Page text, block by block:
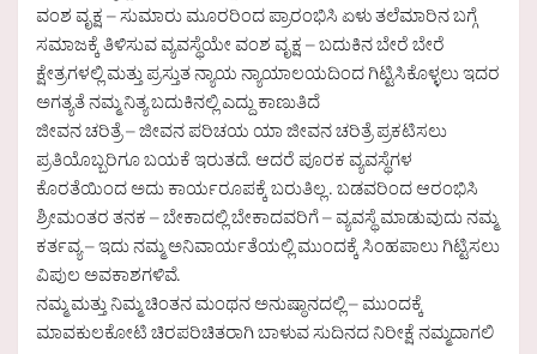
ವಂಶ ವೃಕ್ಷ – ಸುಮಾರು ಮೂರರಿಂದ ಪ್ರಾರಂಭಿಸಿ ಏಳು ತಲೆಮಾರಿನ ಬಗ್ಗೆ
ಸಮಾಜಕ್ಕೆ ತಿಳಿಸುವ ವ್ಯವಸ್ಥೆಯೇ ವಂಶ ವೃಕ್ಷ – ಬದುಕಿನ ಬೇರೆ ಬೇರೆ
ಕ್ಷೇತ್ರಗಳಲ್ಲಿ ಮತ್ತು ಪ್ರಸ್ತುತ ನ್ಯಾಯ ನ್ಯಾಯಾಲಯದಿಂದ ಗಿಟ್ಟಿಸಿಕೊಳ್ಳಲು ಇದರ
ಅಗತ್ಯತೆ ನಮ್ಮ ನಿತ್ಯ ಬದುಕಿನಲ್ಲಿ ಎದ್ದು ಕಾಣುತಿದೆ
ಜೀವನ ಚರಿತ್ರೆ – ಜೀವನ ಪರಿಚಯ ಯಾ ಜೀವನ ಚರಿತ್ರೆ ಪ್ರಕಟಿಸಲು
ಪ್ರತಿಯೊಬ್ಬರಿಗೂ ಬಯಕೆ ಇರುತದೆ. ಆದರೆ ಪೂರಕ ವ್ಯವಸ್ಥೆಗಳ
ಕೊರತೆಯಿಂದ ಅದು ಕಾರ್ಯರೂಪಕ್ಕೆ ಬರುತಿಲ್ಲ . ಬಡವರಿಂದ ಆರಂಭಿಸಿ
ಶ್ರೀಮಂತರ ತನಕ – ಬೇಕಾದಲ್ಲಿ ಬೇಕಾದವರಿಗೆ – ವ್ಯವಸ್ಥೆ ಮಾಡುವುದು ನಮ್ಮ
ಕರ್ತವ್ಯ – ಇದು ನಮ್ಮ ಅನಿವಾರ್ಯತೆಯಲ್ಲಿ ಮುಂದಕ್ಕೆ ಸಿಂಹಪಾಲು ಗಿಟ್ಟಿಸಲು
ವಿಪುಲ ಅವಕಾಶಗಳಿವೆ.
ನಮ್ಮ ಮತ್ತು ನಿಮ್ಮ ಚಿಂತನ ಮಂಥನ ಅನುಷ್ಠಾನದಲ್ಲಿ – ಮುಂದಕ್ಕೆ
ಮಾವಕುಲಕೋಟಿ ಚಿರಪರಿಚಿತರಾಗಿ ಬಾಳುವ ಸುದಿನದ ನಿರೀಕ್ಷೆ ನಮ್ಮದಾಗಲಿ